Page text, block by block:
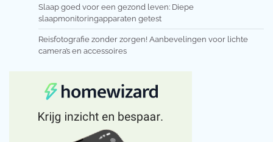
Slaap goed voor een gezond leven: Diepe
slaapmonitoringapparaten getest
Reisfotografie zonder zorgen! Aanbevelingen voor lichte
camera’s en accessoires